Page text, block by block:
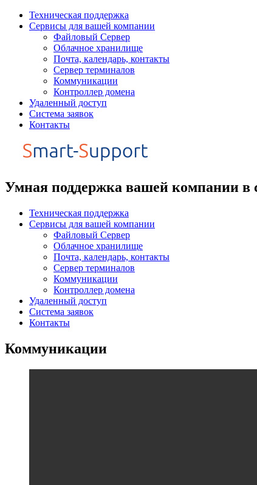
Перейти
содержимому
Техническая поддержка
Сервисы для вашей компании
Файловый Сервер
Облачное хранилище
Почта, календарь, контакты
Сервер терминалов
Коммуникации
Контроллер домена
Удаленный доступ
Система заявок
Контакты
Умная поддержка вашей компании в
Техническая поддержка
Сервисы для вашей компании
Файловый Сервер
Облачное хранилище
Почта, календарь, контакты
Сервер терминалов
Коммуникации
Контроллер домена
Удаленный доступ
Система заявок
Контакты
Коммуникации